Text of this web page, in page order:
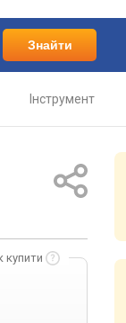
Знайти
Інструмент
купити